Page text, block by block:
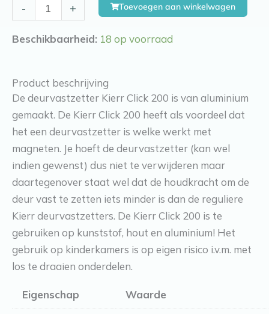
-
Click
200
en
schroeven)
aantal
+ Toevoegen aan winkelwagen
Beschikbaarheid: 18 op voorraad
Product beschrijving
De deurvastzetter Kierr Click 200 is van aluminium
gemaakt. De Kierr Click 200 heeft als voordeel dat
het een deurvastzetter is welke werkt met
magneten. Je hoeft de deurvastzetter (kan wel
indien gewenst) dus niet te verwijderen maar
daartegenover staat wel dat de houdkracht om de
deur vast te zetten iets minder is dan de reguliere
Kierr deurvastzetters. De Kierr Click 200 is te
gebruiken op kunststof, hout en aluminium! Het
gebruik op kinderkamers is op eigen risico i.v.m. met
los te draaien onderdelen.
Eigenschap Waarde